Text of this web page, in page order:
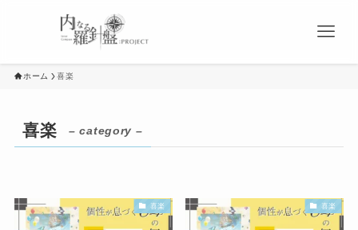
ホーム 喜楽
喜楽 – category –
喜楽 喜楽